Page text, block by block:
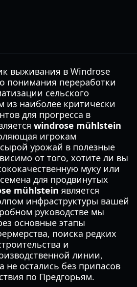
выживания в Windrose
понимания переработки
сельского
из наиболее критически
для прогресса в
windrose mühlstein
игрокам
урожай в полезные
от того, хотите ли вы
муку или
для продвинутых
mühlstein является
инфраструктуры вашей
руководстве мы
основные этапы
поиска редких
и
линии,
не остались без припасов
по Предгорьям.